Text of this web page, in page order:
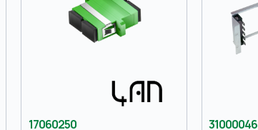
17060250 31000046